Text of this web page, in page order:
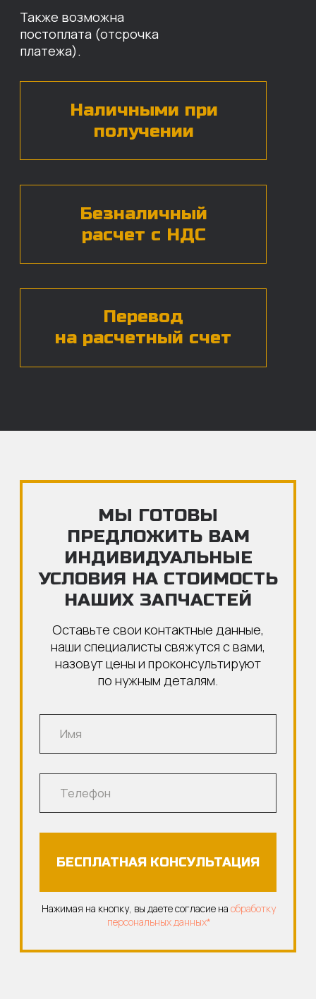
назовут цены и проконсультируют
по нужным деталям.
персональных данных*
ЧАСТЫЕ ВОПРОСЫ